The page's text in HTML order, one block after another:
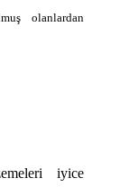
olanlardan
iyice